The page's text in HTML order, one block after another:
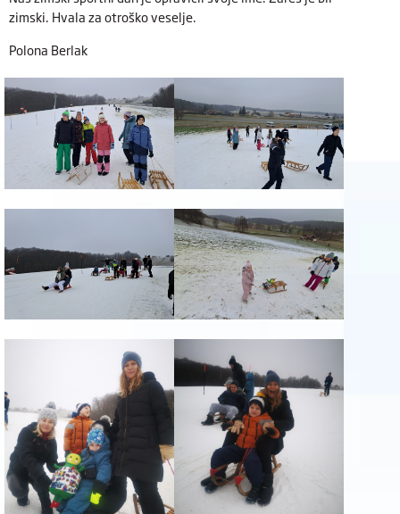
zimski. Hvala za otroško veselje.
Polona Berlak